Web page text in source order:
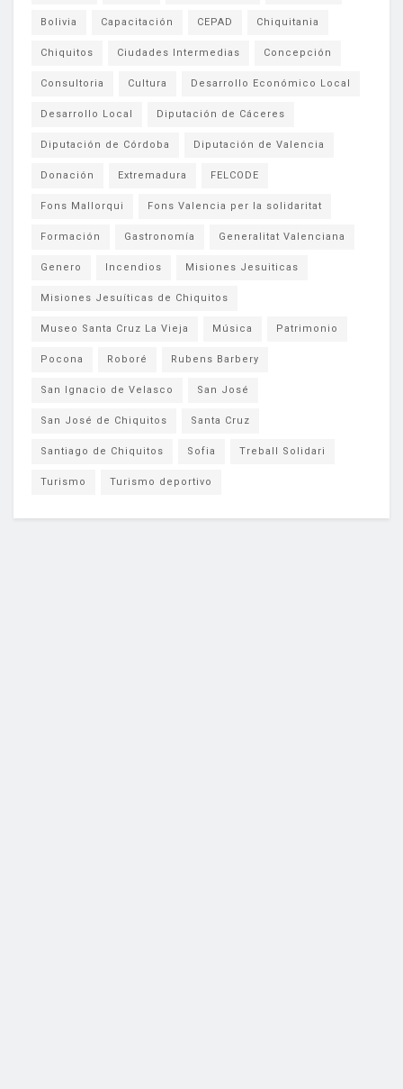
Bolivia Capacitación CEPAD Chiquitania
Chiquitos Ciudades Intermedias Concepción
Consultoria Cultura Desarrollo Económico Local
Desarrollo Local Diputación de Cáceres
Diputación de Córdoba Diputación de Valencia
Donación Extremadura FELCODE
Fons Mallorqui Fons Valencia per la solidaritat
Formación Gastronomía Generalitat Valenciana
Genero Incendios Misiones Jesuiticas
Misiones Jesuíticas de Chiquitos
Museo Santa Cruz La Vieja Música Patrimonio
Pocona Roboré Rubens Barbery
San Ignacio de Velasco San José
San José de Chiquitos Santa Cruz
Santiago de Chiquitos Sofia Treball Solidari
Turismo Turismo deportivo